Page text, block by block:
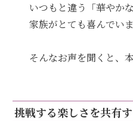
いつもと違う「華やか
家族がとても喜んでい
そんなお声を聞くと、
挑戦する楽しさを共有